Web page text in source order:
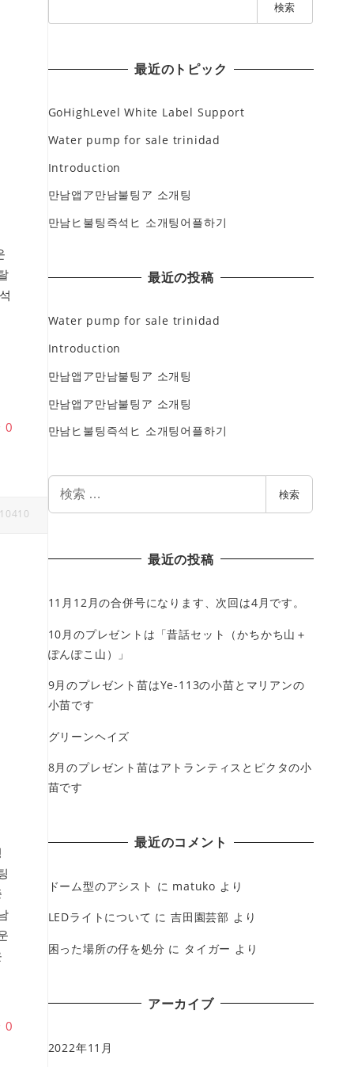
0
0
索
最近のトピック
GoHighLevel White Label Support
Water pump for sale trinidad
Introduction
만남앱ア만남불팅ア 소개팅
만남ヒ불팅즉석ヒ 소개팅어플하기
最近の投稿
Water pump for sale trinidad
Introduction
만남앱ア만남불팅ア 소개팅
만남앱ア만남불팅ア 소개팅
만남ヒ불팅즉석ヒ 소개팅어플하기
検索
最近の投稿
11月12月の合併号になります、次回は4月です。
10月のプレゼントは「昔話セット（かちかち山＋
ぽんぽこ山）」
9月のプレゼント苗はYe-113の小苗とマリアンの
小苗です
グリーンヘイズ
8月のプレゼント苗はアトランティスとピクタの小
苗です
最近のコメント
ドーム型のアシスト に matuko より
LEDライトについて に吉田園芸部 より
困った場所の仔を処分 に タイガー より
アーカイブ
2022年11月